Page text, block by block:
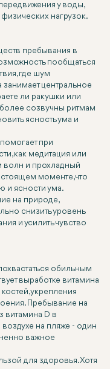
у воды,
нагрузок.
пребывания в
пообщаться
где шум
центральное
ли ракушки или
созвучны ритмам
ясность ума и
при
как медитация или
волн и прохладный
моменте, что
и ясности ума.
на природе,
снизить уровень
и усилить чувство
обильным
выработке витамина
укрепления
Пребывание на
витамина D в
на пляже - один
важное
для здоровья. Хотя